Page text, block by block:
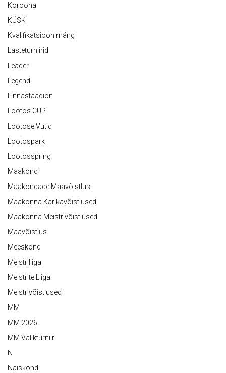
Koroona
KÜSK
Kvalifikatsioonimäng
Lasteturniirid
Leader
Legend
Linnastaadion
Lootos CUP
Lootose Vutid
Lootospark
Lootosspring
Maakond
Maakondade Maavõistlus
Maakonna Karikavõistlused
Maakonna Meistrivõistlused
Maavõistlus
Meeskond
Meistriliiga
Meistrite Liiga
Meistrivõistlused
MM
MM 2026
MM Valikturniir
N
Naiskond